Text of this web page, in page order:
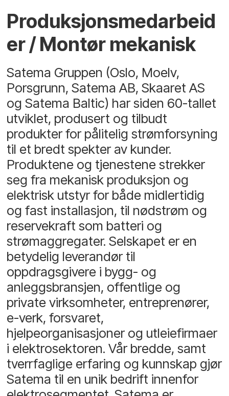
Produksjonsmedarbeid
er / Montør mekanisk
Satema Gruppen (Oslo, Moelv,
Porsgrunn, Satema AB, Skaaret AS
og Satema Baltic) har siden 60-tallet
utviklet, produsert og tilbudt
produkter for pålitelig strømforsyning
til et bredt spekter av kunder.
Produktene og tjenestene strekker
seg fra mekanisk produksjon og
elektrisk utstyr for både midlertidig
og fast installasjon, til nødstrøm og
reservekraft som batteri og
strømaggregater. Selskapet er en
betydelig leverandør til
oppdragsgivere i bygg- og
anleggsbransjen, offentlige og
private virksomheter, entreprenører,
e-verk, forsvaret,
hjelpeorganisasjoner og utleiefirmaer
i elektrosektoren. Vår bredde, samt
tverrfaglige erfaring og kunnskap gjør
Satema til en unik bedrift innenfor